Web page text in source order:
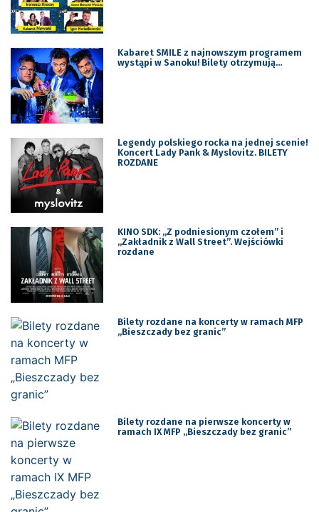
Kabaret SMILE z najnowszym programem
wystąpi w Sanoku! Bilety otrzymują…
Legendy polskiego rocka na jednej scenie!
Koncert Lady Pank & Myslovitz. BILETY
ROZDANE
KINO SDK: „Z podniesionym czołem” i
„Zakładnik z Wall Street”. Wejściówki
rozdane
Bilety rozdane na koncerty w ramach MFP
„Bieszczady bez granic”
Bilety rozdane na pierwsze koncerty w
ramach IX MFP „Bieszczady bez granic”